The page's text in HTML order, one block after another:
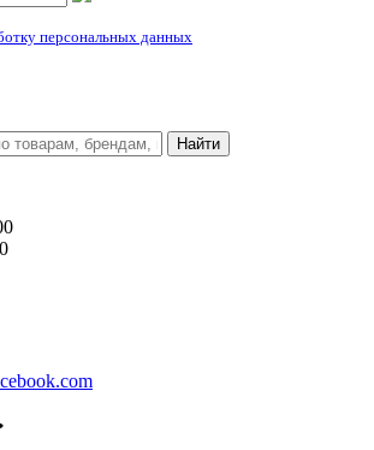
персональных данных